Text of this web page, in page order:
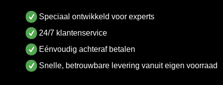
Speciaal ontwikkeld voor experts
24/7 klantenservice
Eénvoudig achteraf betalen
Snelle, betrouwbare levering vanuit eigen voorraad